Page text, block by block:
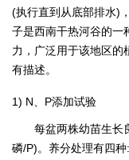
(执行直到从底部排水)
子是西南干热河谷的一
力，广泛用于该地区的
有描述。
1) N、P添加试验
每盆两株幼苗生长
磷/P)。养分处理有四